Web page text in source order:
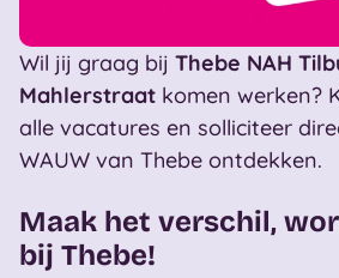
Wil jij graag bij Thebe NAH
Mahlerstraat komen werken?
alle vacatures en solliciteer
WAUW van Thebe ontdekken.
Maak het verschil,
bij Thebe!